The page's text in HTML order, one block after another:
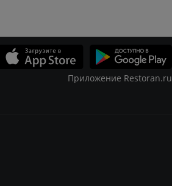
Приложение Restoran.ru